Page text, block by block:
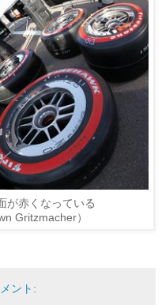
が赤くなっている
Gritzmacher）
ント: